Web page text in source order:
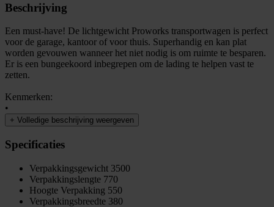
Beschrijving
Een must-have! De lichtgewicht Proworks transportwagen is perfect
voor de garage, kantoor of voor thuis. Superhandig en kan plat
worden gevouwen wanneer het niet nodig is om ruimte te besparen.
Er is een bungeekoord inbegrepen om de lading te helpen vast te
zetten.
Kenmerken:
•
+ Volledige beschrijving weergeven
Specificaties
Verpakkingsgewicht 3500
Verpakkingslengte 770
Hoogte Verpakking 550
Verpakkingsbreedte 380